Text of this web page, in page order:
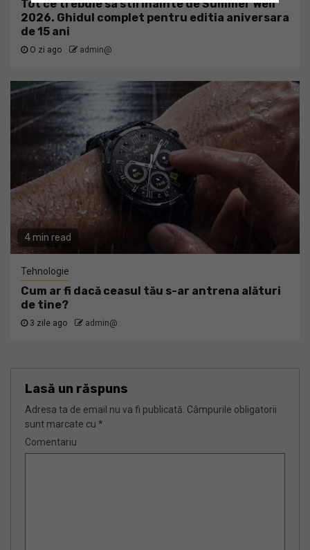
Tot ce trebuie sa stii inainte de Summer Well
2026. Ghidul complet pentru editia aniversara
de 15 ani
O zi ago admin@
4 min read
Tehnologie
Cum ar fi dacă ceasul tău s-ar antrena alături
de tine?
3 zile ago admin@
Lasă un răspuns
Adresa ta de email nu va fi publicată. Câmpurile obligatorii
sunt marcate cu *
Comentariu